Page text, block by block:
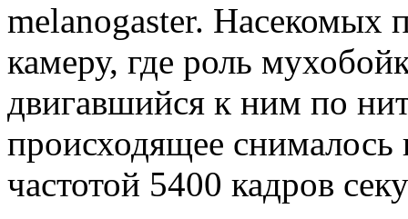
melanogaster. Насекомых
камеру, где роль
двигавшийся к ним по
происходящее
частотой 5400 кадров